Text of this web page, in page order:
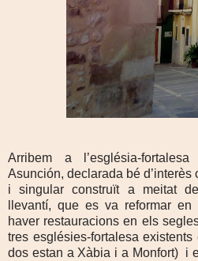
Arribem a l’església-
Asunción, declarada bé
i singular construït a meitat
llevantí, que es va reformar
haver restauracions en els
tres esglésies-fortalesa
dos estan a Xàbia i a Monfort) i